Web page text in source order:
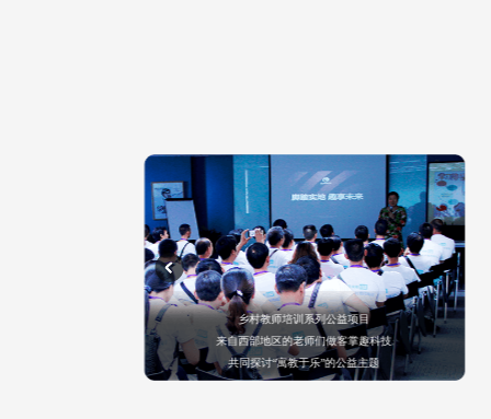
乡村教师培训系列公益项目
来自西部地区的老师们做客掌趣科技
共同探讨“寓教于乐”的公益主题